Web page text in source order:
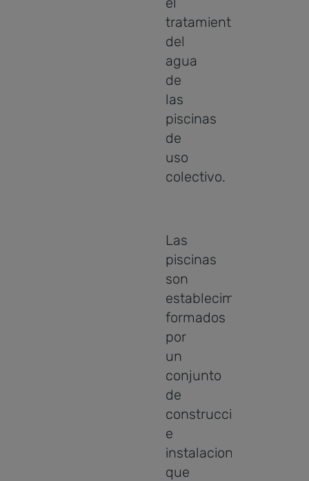
tratamiento
del
agua
de
las
piscinas
de
uso
colectivo.
Las
piscinas
son
establecimientos
formados
por
un
conjunto
de
construcciones
e
instalaciones
que